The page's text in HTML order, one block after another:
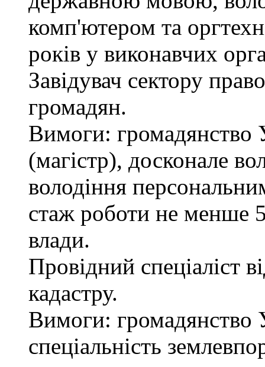
комп'ютером та
років у виконавчих
Завідувач сектору
громадян.
Вимоги: громадянство
(магістр), досконале
володіння
стаж роботи не менше
влади.
Провідний спеціаліст
кадастру.
Вимоги: громадянство
спеціальність